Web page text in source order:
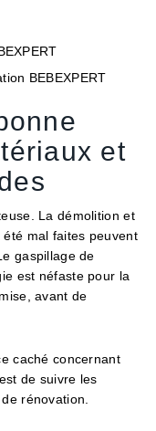
BEBEXPERT
et
La démolition et
mal faites peuvent
gaspillage de
est néfaste pour la
avant de
caché concernant
de suivre les
rénovation.